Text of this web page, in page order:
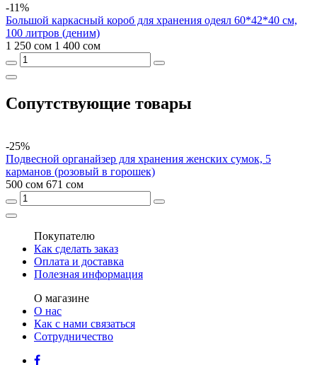
-11%
Большой каркасный короб для хранения одеял 60*42*40 см,
100 литров (деним)
1 250 сом 1 400 сом
Сопутствующие товары
-25%
Подвесной органайзер для хранения женских сумок, 5
карманов (розовый в горошек)
500 сом 671 сом
Покупателю
Как сделать заказ
Оплата и доставка
Полезная информация
О магазине
О нас
Как с нами связаться
Сотрудничество